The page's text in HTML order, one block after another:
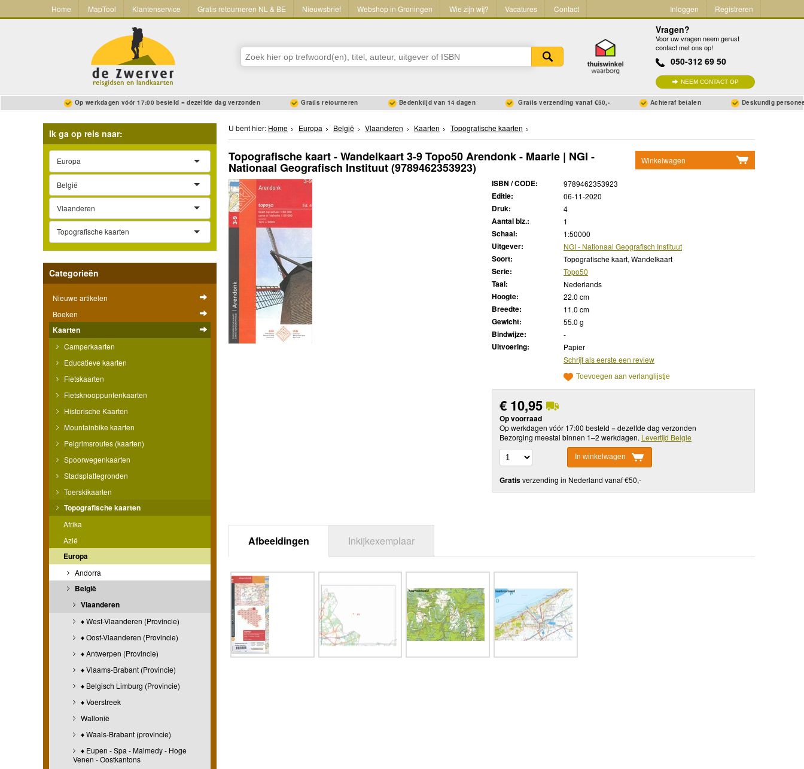
Home MapTool Klantenservice Gratis retourneren NL & BE Nieuwsbrief Webshop in Groningen Wie zijn wij? Vacatures Contact Inloggen Registreren
Vragen?
Voor uw vragen neem gerust
contact met ons op!
050-312 69 50
NEEM CONTACT OP
Op werkdagen vóór 17:00 besteld = dezelfde dag verzonden Gratis retourneren Bedenktijd van 14 dagen Gratis verzending vanaf €50,- Achteraf betalen Deskundig
Ik ga op reis naar:
Europa
België
Vlaanderen
Topografische kaarten
Categorieën
Nieuwe artikelen
Boeken
Kaarten
Camperkaarten
Educatieve kaarten
Fietskaarten
Fietsknooppuntenkaarten
Historische Kaarten
Mountainbike kaarten
Pelgrimsroutes (kaarten)
Spoorwegenkaarten
Stadsplattegronden
Toerskikaarten
Topografische kaarten
Afrika
Azië
Europa
Andorra
België
Vlaanderen
♦ West-Vlaanderen (Provincie)
♦ Oost-Vlaanderen (Provincie)
♦ Antwerpen (Provincie)
♦ Vlaams-Brabant (Provincie)
♦ Belgisch Limburg (Provincie)
♦ Voerstreek
Wallonië
♦ Waals-Brabant (provincie)
♦ Eupen - Spa - Malmedy - Hoge
Venen - Oostkantons
U bent hier: Home Europa België Vlaanderen Kaarten Topografische kaarten
Winkelwagen
Topografische kaart - Wandelkaart 3-9 Topo50 Arendonk - Maarle | NGI -
Nationaal Geografisch Instituut(9789462353923)
ISBN / CODE: 9789462353923
Editie: 06-11-2020
Druk: 4
Aantal blz.: 1
Schaal: 1:50000
Uitgever: NGI - Nationaal Geografisch Instituut
Soort: Topografische kaart, Wandelkaart
Serie: Topo50
Taal: Nederlands
Hoogte: 22.0 cm
Breedte: 11.0 cm
Gewicht: 55.0 g
Bindwijze: -
Uitvoering:
Papier
Schrijf als eerste een review
Toevoegen aan verlanglijstje
€ 10,95
Op voorraad
Op werkdagen vóór 17:00 besteld = dezelfde dag verzonden
Bezorging meestal binnen 1–2 werkdagen. Levertijd Belgie
In winkelwagen
Gratisverzending in Nederland vanaf €50,-
Afbeeldingen Inkijkexemplaar